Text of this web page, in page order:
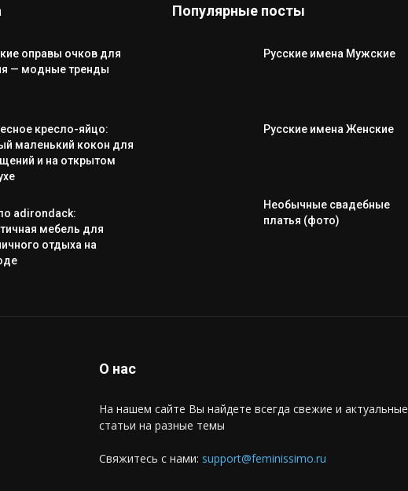
оправы очков для
— модные тренды
кресло-яйцо:
маленький кокон для
и на открытом
adirondack:
мебель для
отдыха на
Популярные посты
Русские имена Мужские
Русские имена Женские
Необычные свадебные
платья (фото)
О нас
На нашем сайте Вы найдете всегда свежие и актуальные
статьи на разные темы
Свяжитесь с нами: support@feminissimo.ru